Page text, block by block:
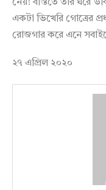
নেয়! বস্তিতে তার ঘরে
একটা ভিখেরি গোত্রের
রোজগার করে এনে
২৭ এপ্রিল ২০২০